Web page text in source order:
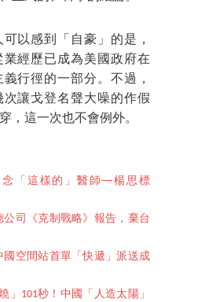
以感到「自豪」的是，
經歷已成為美國政府在
行徑的一部分。不過，
讓戈登名聲大噪的作假
，這一次也不會例外。
念「這樣的」醫師──楊思標
公司《克制戰略》報告，棄台
國空間站首單「快遞」派送成
」101秒！中國「人造太陽」